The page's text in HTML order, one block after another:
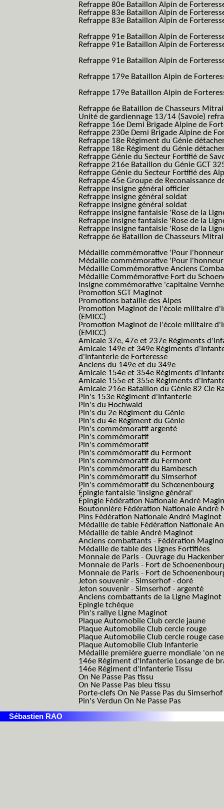
Refrappe 80e Bataillon Alpin de
Refrappe 83e Bataillon Alpin de
Refrappe 83e Bataillon Alpin de
Refrappe 91e Bataillon Alpin de
Refrappe 91e Bataillon Alpin de
Refrappe 91e Bataillon Alpin de
Refrappe 179e Bataillon Alpin de
Refrappe 179e Bataillon Alpin de
Refrappe 6e Bataillon de Chasseurs
Unité de gardiennage 13/14 (Savoie)
Refrappe 16e Demi Brigade Alpine de
Refrappe 230e Demi Brigade Alpine de
Refrappe 18e Régiment du Génie
Refrappe 18e Régiment du Génie
Refrappe Génie du Secteur Fortifié de
Refrappe 216e Bataillon du Génie GCT
Refrappe Génie du Secteur Fortifié des
Refrappe 45e Groupe de Reconaissance
Refrappe insigne général officier
Refrappe insigne général soldat
Refrappe insigne général soldat
Refrappe insigne fantaisie 'Rose de la
Refrappe insigne fantaisie 'Rose de la
Refrappe insigne fantaisie 'Rose de la
Refrappe 6e Bataillon de Chasseurs
Médaille commémorative 'Pour
Médaille commémorative 'Pour
Médaille Commémorative Anciens
Médaille Commémorative Fort du
Insigne commémorative 'capitaine
Promotion SGT Maginot
Promotions bataille des Alpes
Promotion Maginot de l'école militaire
(EMICC)
Promotion Maginot de l'école militaire
(EMICC)
Amicale 37e, 47e et 237e Régiments
Amicale 149e et 349e Régiments
d'Infanterie de Forteresse
Anciens du 149e et du 349e
Amicale 154e et 354e Régiments
Amicale 155e et 355e Régiments
Amicale 216e Bataillon du Génie 82 Cie
Pin's 153e Régiment d'Infanterie
Pin's du Hochwald
Pin's du 2e Régiment du Génie
Pin's du 4e Régiment du Génie
Pin's commémoratif argenté
Pin's commémoratif
Pin's commémoratif
Pin's commémoratif du Fermont
Pin's commémoratif du Fermont
Pin's commémoratif du Bambesch
Pin's commémoratif du Simserhof
Pin's commémoratif du Schœnenbourg
Épingle fantaisie 'insigne général'
Épingle Fédération Nationale André
Boutonnière Fédération Nationale André
Pins Fédération Nationale André Maginot
Médaille de table Fédération Nationale
Médaille de table André Maginot
Anciens combattants - Fédération
Médaille de table des Lignes Fortifiées
Monnaie de Paris - Ouvrage du
Monnaie de Paris - Fort de
Monnaie de Paris - Fort de
Jeton souvenir - Simserhof - doré
Jeton souvenir - Simserhof - argenté
Anciens combattants de la Ligne Maginot
Epingle tchèque
Pin's rallye Ligne Maginot
Plaque Automobile Club cercle jaune
Plaque Automobile Club cercle rouge
Plaque Automobile Club cercle rouge
Plaque Automobile Club Infanterie
Médaille première guerre mondiale 'on
146e Régiment d'Infanterie Losange de
146e Régiment d'Infanterie Tissu
On Ne Passe Pas tissu
On Ne Passe Pas bleu tissu
Porte-clefs On Ne Passe Pas du Simserhof
Pin's Verdun On Ne Passe Pas
Sébastien RAO